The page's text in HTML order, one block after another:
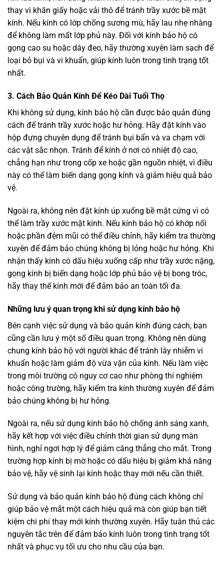
thay vì khăn giấy hoặc vải thô để tránh trầy xước bề mặt
kính. Nếu kính có lớp chống sương mù, hãy lau nhẹ nhàng
để không làm mất lớp phủ này. Đối với kính bảo hộ có
gọng cao su hoặc dây đeo, hãy thường xuyên làm sạch để
loại bỏ bụi và vi khuẩn, giúp kính luôn trong tình trạng tốt
nhất.
3. Cách Bảo Quản Kính Để Kéo Dài Tuổi Thọ
Khi không sử dụng, kính bảo hộ cần được bảo quản đúng
cách để tránh trầy xước hoặc hư hỏng. Hãy đặt kính vào
hộp đựng chuyên dụng để tránh bụi bẩn và va chạm với
các vật sắc nhọn. Tránh để kính ở nơi có nhiệt độ cao,
chẳng hạn như trong cốp xe hoặc gần nguồn nhiệt, vì điều
này có thể làm biến dạng gọng kính và giảm hiệu quả bảo
vệ.
Ngoài ra, không nên đặt kính úp xuống bề mặt cứng vì có
thể làm trầy xước mặt kính. Nếu kính bảo hộ có khớp nối
hoặc phần đệm mũi có thể điều chỉnh, hãy kiểm tra thường
xuyên để đảm bảo chúng không bị lỏng hoặc hư hỏng. Khi
nhận thấy kính có dấu hiệu xuống cấp như trầy xước nặng,
gọng kính bị biến dạng hoặc lớp phủ bảo vệ bị bong tróc,
hãy thay thế kính mới để đảm bảo an toàn tối đa.
Những lưu ý quan trọng khi sử dụng kính bảo hộ
Bên cạnh việc sử dụng và bảo quản kính đúng cách, bạn
cũng cần lưu ý một số điều quan trọng. Không nên dùng
chung kính bảo hộ với người khác để tránh lây nhiễm vi
khuẩn hoặc làm giảm độ vừa vặn của kính. Nếu làm việc
trong môi trường có nguy cơ cao như phòng thí nghiệm
hoặc công trường, hãy kiểm tra kính thường xuyên để đảm
bảo chúng không bị hư hỏng.
Ngoài ra, nếu sử dụng kính bảo hộ chống ánh sáng xanh,
hãy kết hợp với việc điều chỉnh thời gian sử dụng màn
hình, nghỉ ngơi hợp lý để giảm căng thẳng cho mắt. Trong
trường hợp kính bị mờ hoặc có dấu hiệu bị giảm khả năng
bảo vệ, hãy vệ sinh lại kính hoặc thay mới nếu cần thiết.
Sử dụng và bảo quản kính bảo hộ đúng cách không chỉ
giúp bảo vệ mắt một cách hiệu quả mà còn giúp bạn tiết
kiệm chi phí thay mới kính thường xuyên. Hãy tuân thủ các
nguyên tắc trên để đảm bảo kính luôn trong tình trạng tốt
nhất và phục vụ tối ưu cho nhu cầu của bạn.